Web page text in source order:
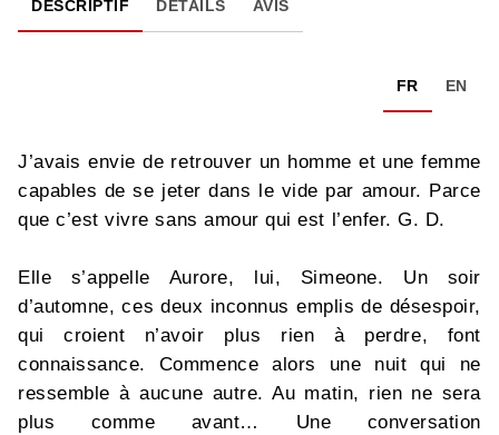
DESCRIPTIF DÉTAILS AVIS
FR EN
J’avais envie de retrouver un homme et une femme
capables de se jeter dans le vide par amour. Parce
que c’est vivre sans amour qui est l’enfer. G. D.
Elle s’appelle Aurore, lui, Simeone. Un soir
d’automne, ces deux inconnus emplis de désespoir,
qui croient n’avoir plus rien à perdre, font
connaissance. Commence alors une nuit qui ne
ressemble à aucune autre. Au matin, rien ne sera
plus comme avant… Une conversation